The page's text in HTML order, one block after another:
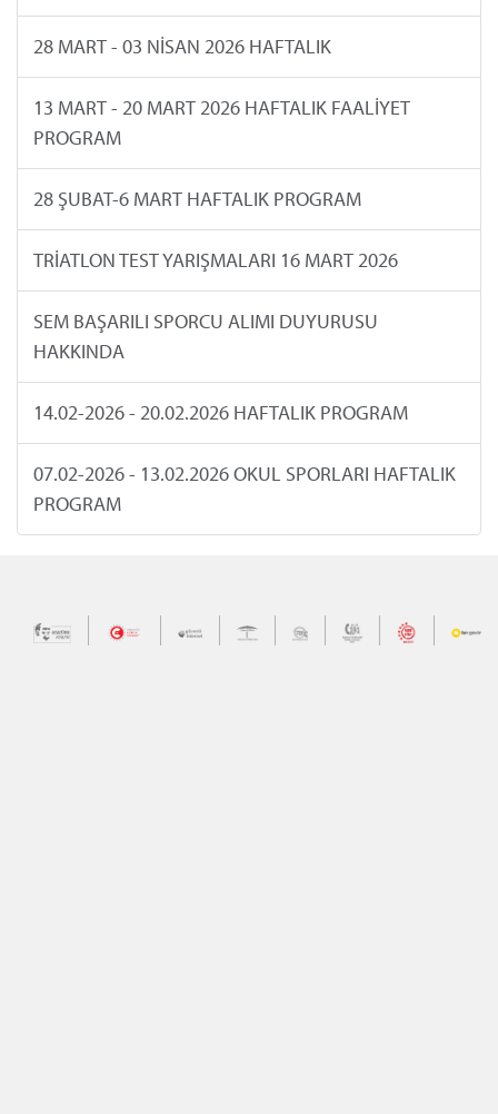
28 MART - 03 NİSAN 2026 HAFTALIK
13 MART - 20 MART 2026 HAFTALIK FAALİYET
PROGRAM
28 ŞUBAT-6 MART HAFTALIK PROGRAM
TRİATLON TEST YARIŞMALARI 16 MART 2026
SEM BAŞARILI SPORCU ALIMI DUYURUSU
HAKKINDA
14.02-2026 - 20.02.2026 HAFTALIK PROGRAM
07.02-2026 - 13.02.2026 OKUL SPORLARI HAFTALIK
PROGRAM